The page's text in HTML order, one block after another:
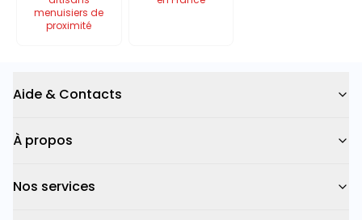
menuisiers de
proximité
Aide & Contacts
À propos
Nos services